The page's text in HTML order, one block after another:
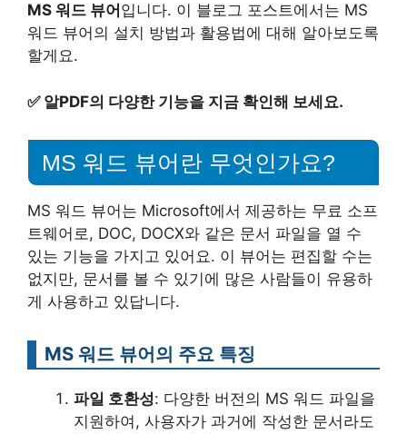
MS 워드 뷰어 입니다. 이 블로그 포스트에서는 MS
워드 뷰어의 설치 방법과 활용법에 대해 알아보도록
할게요.
✅ 알PDF의 다양한 기능을 지금 확인해 보세요.
MS 워드 뷰어란 무엇인가요?
MS 워드 뷰어는 Microsoft에서 제공하는 무료 소프
트웨어로, DOC, DOCX와 같은 문서 파일을 열 수
있는 기능을 가지고 있어요. 이 뷰어는 편집할 수는
없지만, 문서를 볼 수 있기에 많은 사람들이 유용하
게 사용하고 있답니다.
MS 워드 뷰어의 주요 특징
파일 호환성: 다양한 버전의 MS 워드 파일을
지원하여, 사용자가 과거에 작성한 문서라도